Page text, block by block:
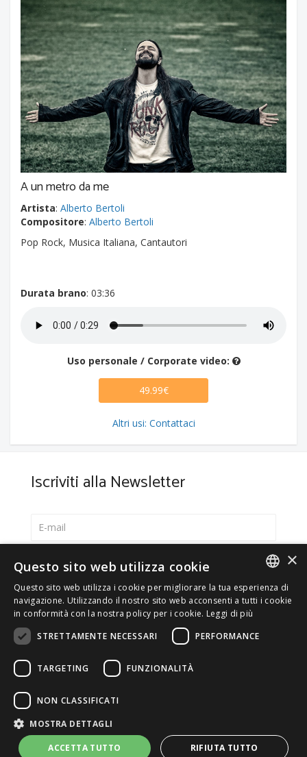
A un metro da me
Artista: Alberto Bertoli
Compositore: Alberto Bertoli
Pop Rock, Musica Italiana, Cantautori
Durata brano: 03:36
Uso personale / Corporate video:
49.99€
Altri usi: Contattaci
Iscriviti alla Newsletter
Italiano
English
Accetto laPrivacy Policy
© 2026 ERGA srl - P.IVA 11173870152 | HALIDON srl -
P.IVA 12885130158 - Licenza SIAE n. 2262/I/1528 -
3020/I/1528 - n. 8064 -
Privacy e cookies-Dettagli licenza-
Contatti- by Italia Multimedia Web Agency Milano
ITALIAN
×
Questo sito web utilizza cookie
Questo sito web utilizza i cookie per migliorare la tua esperienza di
navigazione. Utilizzando il nostro sito web acconsenti a tutti i cookie
in conformità con la nostra policy per i cookie. Leggi di più
STRETTAMENTE NECESSARI
PERFORMANCE
TARGETING FUNZIONALITÀ
NON CLASSIFICATI
MOSTRA DETTAGLI
ACCETTA TUTTO RIFIUTA TUTTO